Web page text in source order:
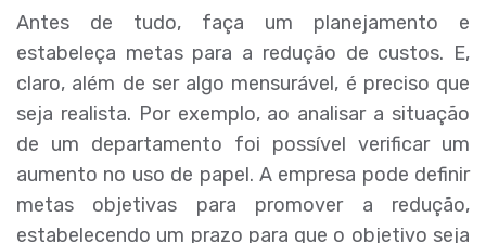
Antes de tudo, faça um planejamento e
estabeleça metas para a redução de custos. E,
claro, além de ser algo mensurável, é preciso que
seja realista. Por exemplo, ao analisar a situação
de um departamento foi possível verificar um
aumento no uso de papel. A empresa pode definir
metas objetivas para promover a redução,
estabelecendo um prazo para que o objetivo seja